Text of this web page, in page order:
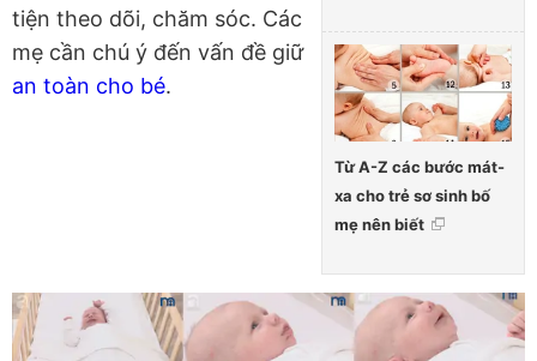
Từ A-Z các bước mát-
xa cho trẻ sơ sinh bố
mẹ nên biết
tiện theo dõi, chăm sóc. Các
mẹ cần chú ý đến vấn đề giữ
an toàn cho bé.